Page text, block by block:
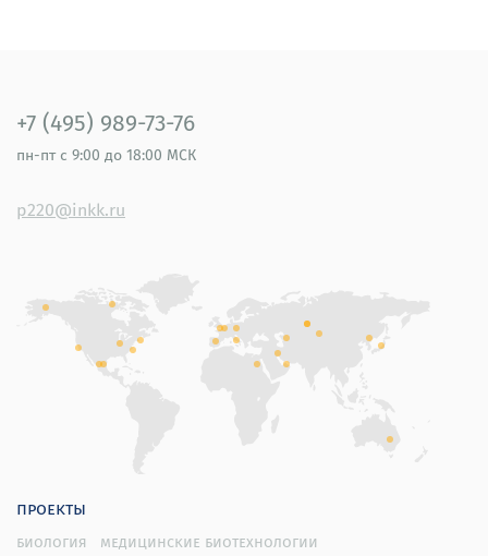
+7 (495) 989-73-76
пн-пт с 9:00 до 18:00 МСК
p220@inkk.ru
проекты
биология
медицинские биотехнологии